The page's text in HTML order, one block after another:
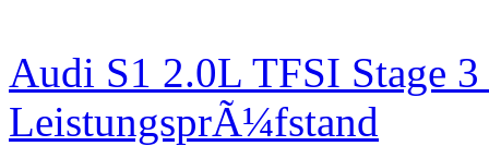
Audi S1 2.0L TFSI Stage
LeistungsprÃ¼fstand